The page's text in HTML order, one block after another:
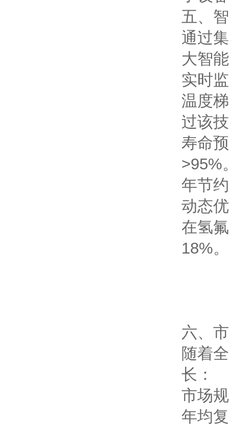
五、
通过
大智
实时
温度
过该
寿命
>95%
年节
动态
在氢
18%。
六、
随着
长：
市场
年均